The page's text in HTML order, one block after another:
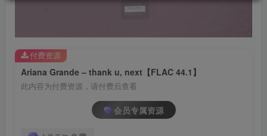
Ariana Grande – thank u, next【FLAC 44.1】
此内容为付费资源，请付费后查看
会员专属资源
付费资源